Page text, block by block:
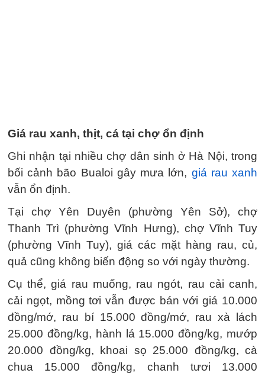
Giá rau xanh, thịt, cá tại chợ ổn định
Ghi nhận tại nhiều chợ dân sinh ở Hà Nội, trong
bối cảnh bão Bualoi gây mưa lớn, giá rau xanh
vẫn ổn định.
Tại chợ Yên Duyên (phường Yên Sở), chợ
Thanh Trì (phường Vĩnh Hưng), chợ Vĩnh Tuy
(phường Vĩnh Tuy), giá các mặt hàng rau, củ,
quả cũng không biến động so với ngày thường.
Cụ thể, giá rau muống, rau ngót, rau cải canh,
cải ngọt, mồng tơi vẫn được bán với giá 10.000
đồng/mớ, rau bí 15.000 đồng/mớ, rau xà lách
25.000 đồng/kg, hành lá 15.000 đồng/kg, mướp
20.000 đồng/kg, khoai sọ 25.000 đồng/kg, cà
chua 15.000 đồng/kg, chanh tươi 13.000